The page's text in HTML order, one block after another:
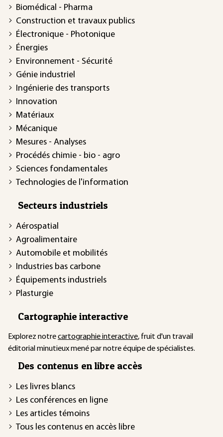
Biomédical - Pharma
Construction et travaux publics
Électronique - Photonique
Énergies
Environnement - Sécurité
Génie industriel
Ingénierie des transports
Innovation
Matériaux
Mécanique
Mesures - Analyses
Procédés chimie - bio - agro
Sciences fondamentales
Technologies de l'information
Secteurs industriels
Aérospatial
Agroalimentaire
Automobile et mobilités
Industries bas carbone
Équipements industriels
Plasturgie
Cartographie interactive
Explorez notrecartographie interactive, fruit d'un travail
éditorial minutieux mené par notre équipe de spécialistes.
Des contenus en libre accès
Les livres blancs
Les conférences en ligne
Les articles témoins
Tous les contenus en accès libre